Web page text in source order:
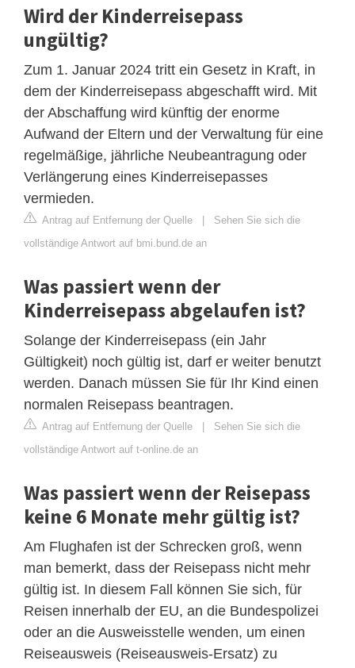
Wird der Kinderreisepass
ungültig?
Zum 1. Januar 2024 tritt ein Gesetz in Kraft, in
dem der Kinderreisepass abgeschafft wird. Mit
der Abschaffung wird künftig der enorme
Aufwand der Eltern und der Verwaltung für eine
regelmäßige, jährliche Neubeantragung oder
Verlängerung eines Kinderreisepasses
vermieden.
Antrag auf Entfernung der Quelle | Sehen Sie sich die
vollständige Antwort auf bmi.bund.de an
Was passiert wenn der
Kinderreisepass abgelaufen ist?
Solange der Kinderreisepass (ein Jahr
Gültigkeit) noch gültig ist, darf er weiter benutzt
werden. Danach müssen Sie für Ihr Kind einen
normalen Reisepass beantragen.
Antrag auf Entfernung der Quelle | Sehen Sie sich die
vollständige Antwort auf t-online.de an
Was passiert wenn der Reisepass
keine 6 Monate mehr gültig ist?
Am Flughafen ist der Schrecken groß, wenn
man bemerkt, dass der Reisepass nicht mehr
gültig ist. In diesem Fall können Sie sich, für
Reisen innerhalb der EU, an die Bundespolizei
oder an die Ausweisstelle wenden, um einen
Reiseausweis (Reiseausweis-Ersatz) zu